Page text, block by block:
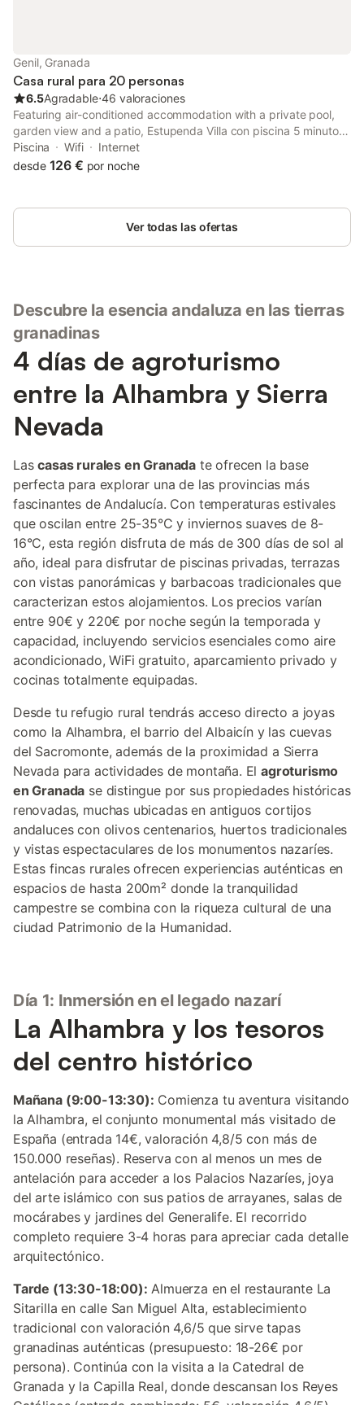
Genil, Granada
Casa rural para 20 personas
6.5Agradable⋅46 valoraciones
Featuring air-conditioned accommodation with a private pool,
garden view and a patio, Estupenda Villa con piscina 5 minutos
centro Granada Prohibido fiestas is located in Granada.
Piscina Wifi
Internet
desde 126 € por noche
Ver todas las ofertas
Descubre la esencia andaluza en las tierras
granadinas
4 días de agroturismo
entre la Alhambra y Sierra
Nevada
Lascasas rurales en Granada te ofrecen la base
perfecta para explorar una de las provincias más
fascinantes de Andalucía. Con temperaturas estivales
que oscilan entre 25-35°C y inviernos suaves de 8-
16°C, esta región disfruta de más de 300 días de sol al
año, ideal para disfrutar de piscinas privadas, terrazas
con vistas panorámicas y barbacoas tradicionales que
caracterizan estos alojamientos. Los precios varían
entre 90€ y 220€ por noche según la temporada y
capacidad, incluyendo servicios esenciales como aire
acondicionado, WiFi gratuito, aparcamiento privado y
cocinas totalmente equipadas.
Desde tu refugio rural tendrás acceso directo a joyas
como la Alhambra, el barrio del Albaicín y las cuevas
del Sacromonte, además de la proximidad a Sierra
Nevada para actividades de montaña. Elagroturismo
en Granada se distingue por sus propiedades históricas
renovadas, muchas ubicadas en antiguos cortijos
andaluces con olivos centenarios, huertos tradicionales
y vistas espectaculares de los monumentos nazaríes.
Estas fincas rurales ofrecen experiencias auténticas en
espacios de hasta 200m² donde la tranquilidad
campestre se combina con la riqueza cultural de una
ciudad Patrimonio de la Humanidad.
Día 1: Inmersión en el legado nazarí
La Alhambra y los tesoros
del centro histórico
Mañana (9:00-13:30): Comienza tu aventura visitando
la Alhambra, el conjunto monumental más visitado de
España (entrada 14€, valoración 4,8/5 con más de
150.000 reseñas). Reserva con al menos un mes de
antelación para acceder a los Palacios Nazaríes, joya
del arte islámico con sus patios de arrayanes, salas de
mocárabes y jardines del Generalife. El recorrido
completo requiere 3-4 horas para apreciar cada detalle
arquitectónico.
Tarde (13:30-18:00): Almuerza en el restaurante La
Sitarilla en calle San Miguel Alta, establecimiento
tradicional con valoración 4,6/5 que sirve tapas
granadinas auténticas (presupuesto: 18-26€ por
persona). Continúa con la visita a la Catedral de
Granada y la Capilla Real, donde descansan los Reyes